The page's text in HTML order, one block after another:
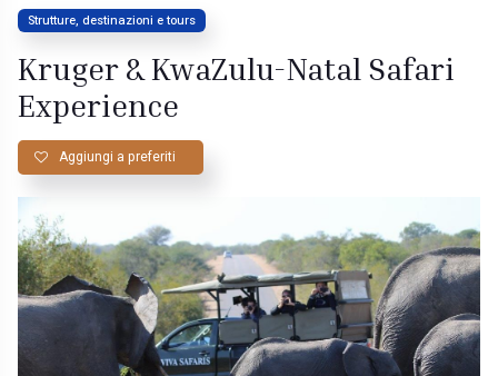
Strutture, destinazioni e tours
Kruger & KwaZulu-Natal Safari
Experience
Aggiungi a preferiti